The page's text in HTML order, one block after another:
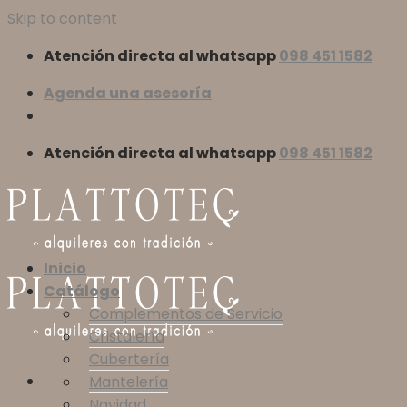
Skip to content
Atención directa al whatsapp098 451 1582
Agenda una asesoría
Atención directa al whatsapp098 451 1582
Inicio
Catálogo
Complementos de Servicio
Cristalería
Cubertería
Mantelería